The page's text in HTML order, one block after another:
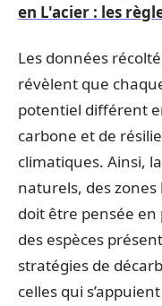
en L'acier : les
Les données
révèlent que
potentiel différent
carbone et de
climatiques. Ainsi,
naturels, des
doit être pensée
des espèces
stratégies de
celles qui